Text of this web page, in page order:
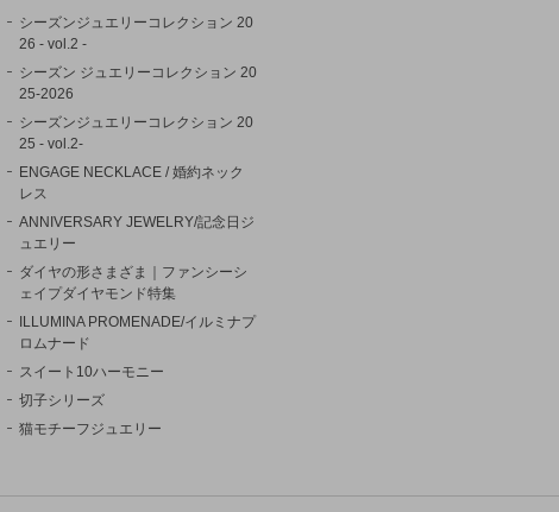
シーズンジュエリーコレクション 20
26 - vol.2 -
シーズン ジュエリーコレクション 20
25-2026
シーズンジュエリーコレクション 20
25 - vol.2-
ENGAGE NECKLACE / 婚約ネック
レス
ANNIVERSARY JEWELRY/記念日ジ
ュエリー
ダイヤの形さまざま｜ファンシーシ
ェイプダイヤモンド特集
ILLUMINA PROMENADE/イルミナプ
ロムナード
スイート10ハーモニー
切子シリーズ
猫モチーフジュエリー